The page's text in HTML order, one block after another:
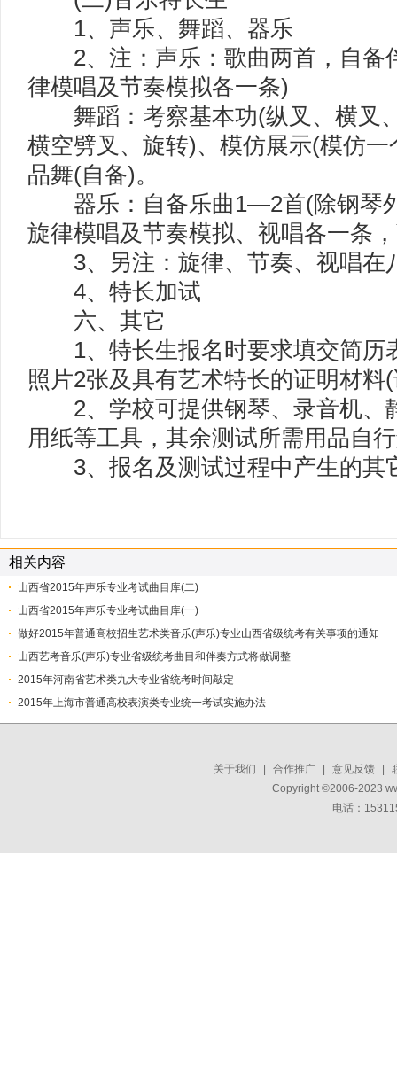
1、声乐、舞蹈、器乐
2、注：声乐：歌曲两首，自备
律模唱及节奏模拟各一条)
舞蹈：考察基本功(纵叉、横叉
横空劈叉、旋转)、模仿展示(模仿
品舞(自备)。
器乐：自备乐曲1—2首(除钢琴
旋律模唱及节奏模拟、视唱各一条
3、另注：旋律、节奏、视唱在
4、特长加试
六、其它
1、特长生报名时要求填交简历
照片2张及具有艺术特长的证明材料
2、学校可提供钢琴、录音机、
用纸等工具，其余测试所需用品自
3、报名及测试过程中产生的其
相关内容
山西省2015年声乐专业考试曲目库(二)
山西省2015年声乐专业考试曲目库(一)
做好2015年普通高校招生艺术类音乐(声乐)专业山西省级统考有关事项的通知
山西艺考音乐(声乐)专业省级统考曲目和伴奏方式将做调整
2015年河南省艺术类九大专业省统考时间敲定
2015年上海市普通高校表演类专业统一考试实施办法
关于我们 合作推广 意见反馈
Copyright ©2006-2023
电话：